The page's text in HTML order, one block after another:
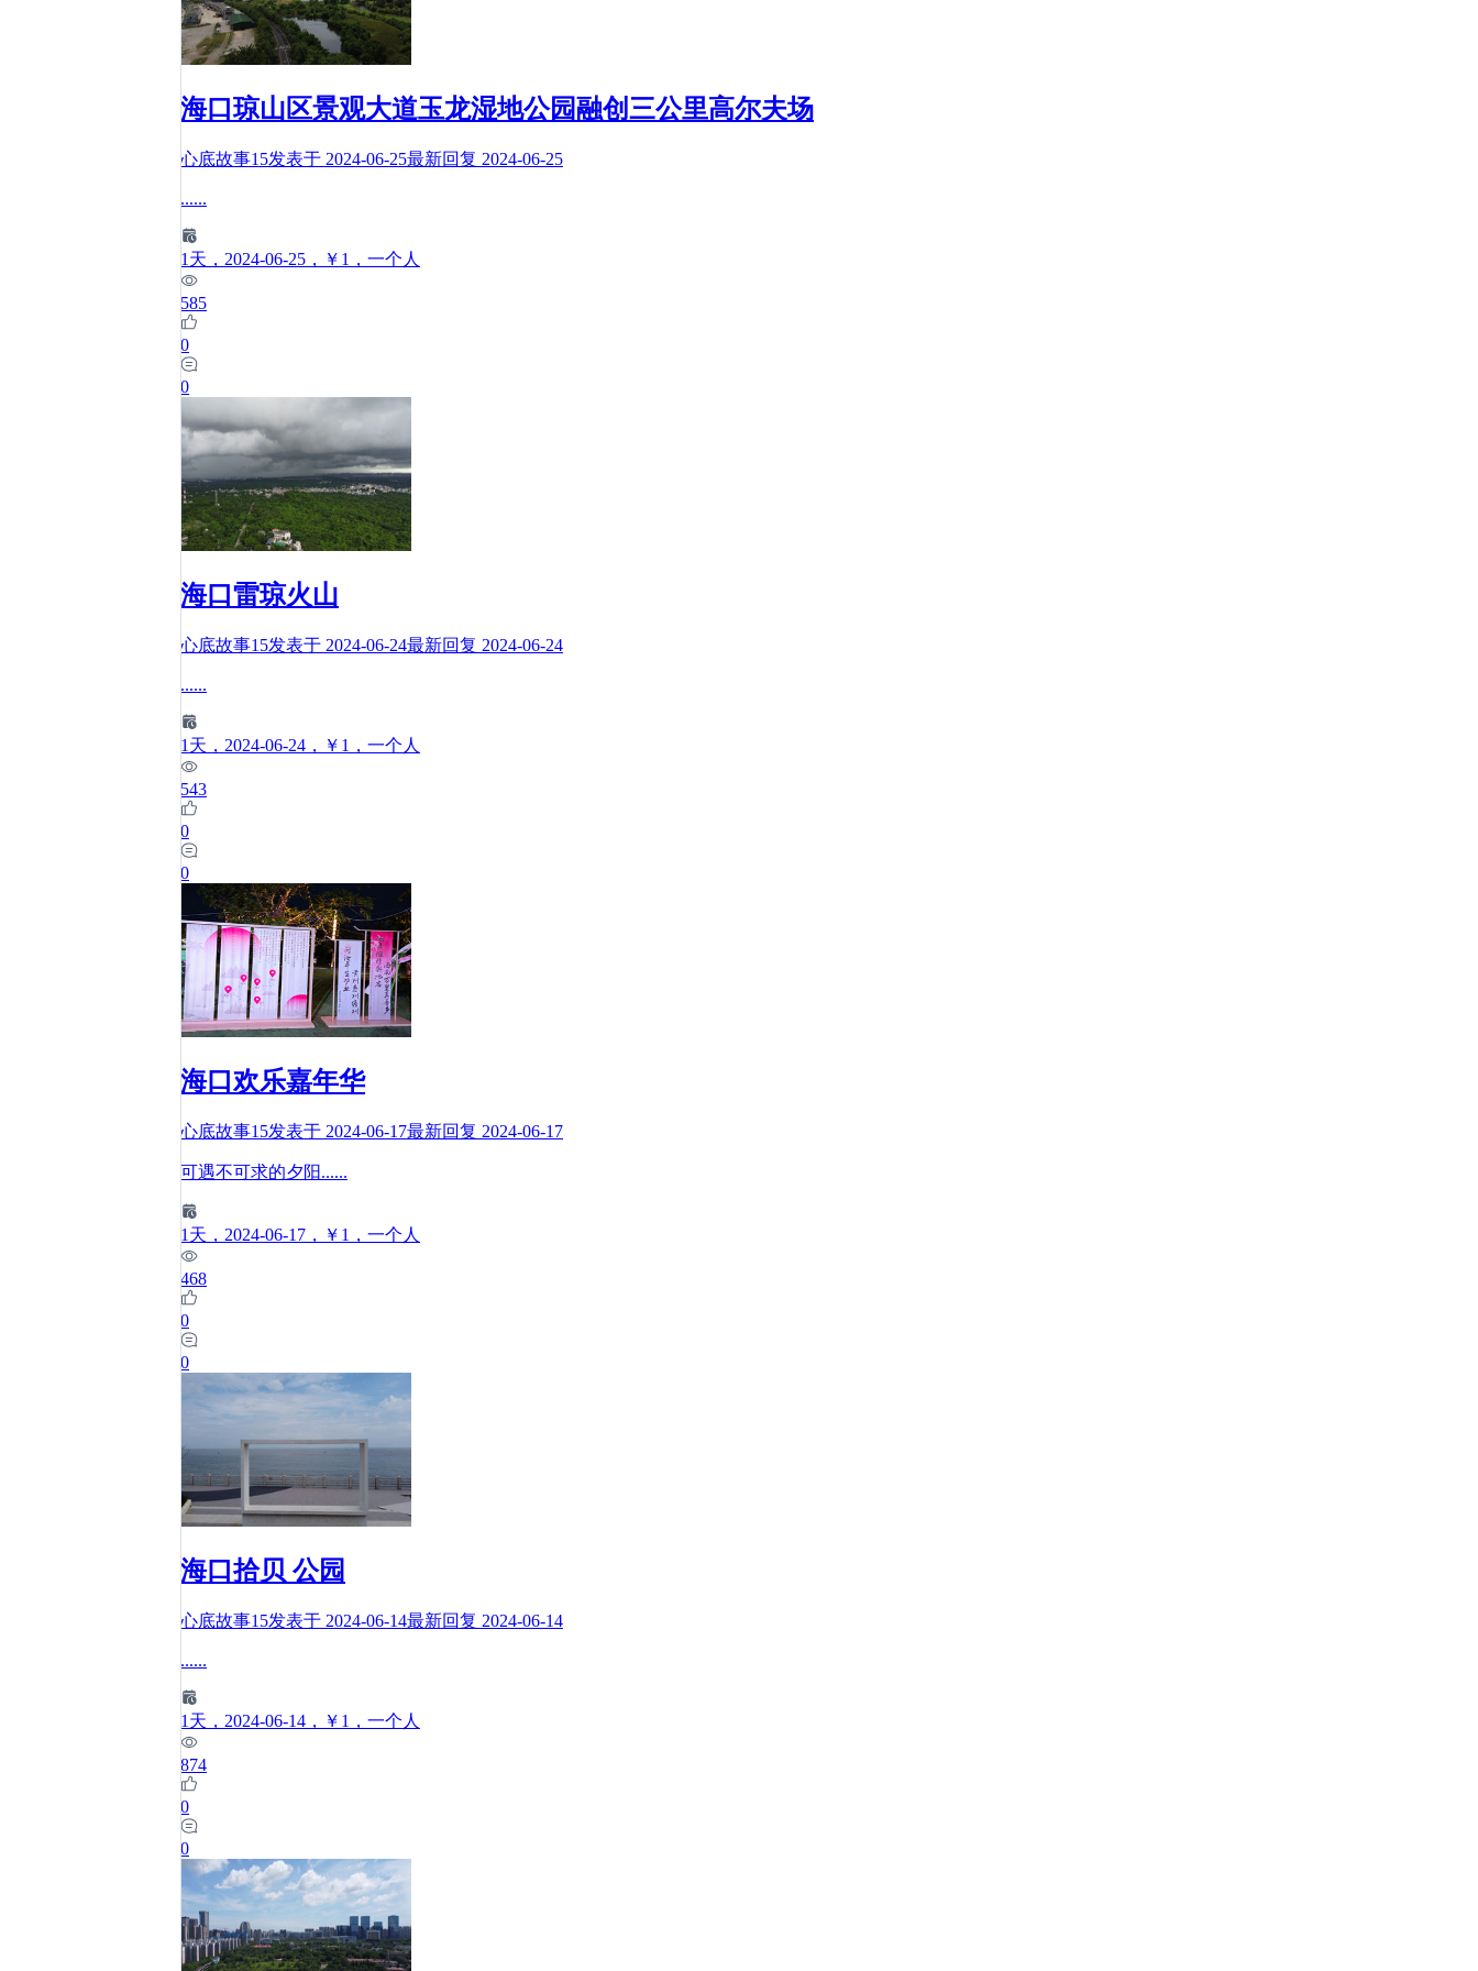
海口琼山区景观大道玉龙湿地公园融创三公里高尔夫场
心底故事15发表于 2024-06-25最新回复 2024-06-25
......
1 天 ，2024-06-25 ，￥1 ，一个人
585
0
0
海口雷琼火山
心底故事15发表于 2024-06-24最新回复 2024-06-24
......
1 天 ，2024-06-24 ，￥1 ，一个人
543
0
0
海口欢乐嘉年华
心底故事15发表于 2024-06-17最新回复 2024-06-17
可遇不可求的夕阳......
1 天 ，2024-06-17 ，￥1 ，一个人
468
0
0
海口拾贝 公园
心底故事15发表于 2024-06-14最新回复 2024-06-14
......
1 天 ，2024-06-14 ，￥1 ，一个人
874
0
0